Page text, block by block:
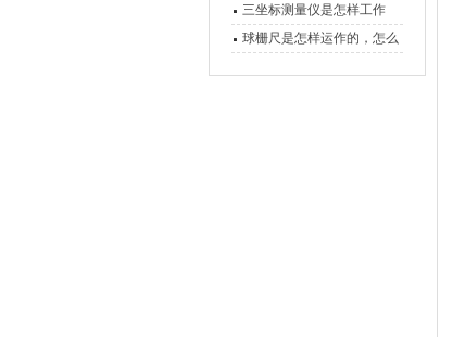
备工作？
三坐标测量仪是怎样工作
的，功能有什么优势？
球栅尺是怎样运作的，怎么